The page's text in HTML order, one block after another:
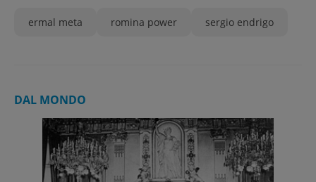
ermal meta romina power sergio endrigo
DAL MONDO